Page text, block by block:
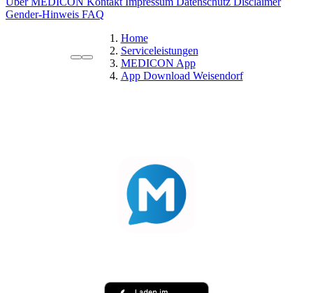
Gender-Hinweis FAQ
Home
Serviceleistungen
MEDICON App
App Download Weisendorf